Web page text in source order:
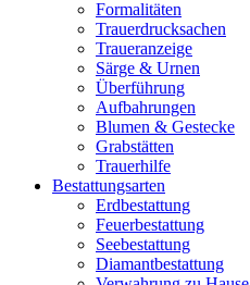
Formalitäten
Trauerdrucksachen
Traueranzeige
Särge & Urnen
Überführung
Aufbahrungen
Blumen & Gestecke
Grabstätten
Trauerhilfe
Bestattungsarten
Erdbestattung
Feuerbestattung
Seebestattung
Diamantbestattung